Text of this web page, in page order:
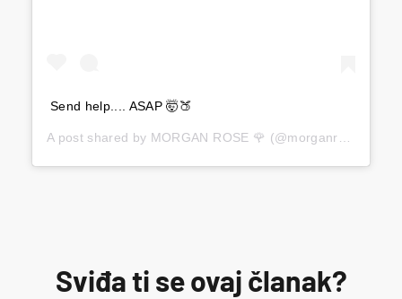
Send help.... ASAP 🤯🍑
A post shared by MORGAN ROSE 🌹 (@morganrosemoroney) on
Sviđa ti se ovaj članak?